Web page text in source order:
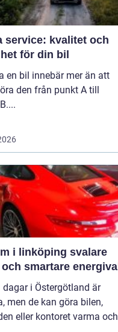
service: kvalitet och
för din bil
en bil innebär mer än att
den från punkt A till
linköping svalare
smartare energival
dagar i Östergötland är
men de kan göra bilen,
eller kontoret varma och